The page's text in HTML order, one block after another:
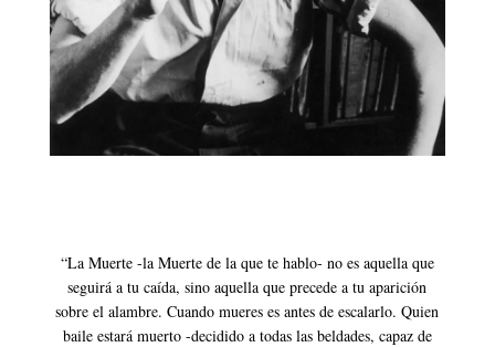
“La Muerte -la Muerte de la que te hablo- no es aquella que
seguirá a tu caída, sino aquella que precede a tu aparición
sobre el alambre. Cuando mueres es antes de escalarlo. Quien
baile estará muerto -decidido a todas las beldades, capaz de